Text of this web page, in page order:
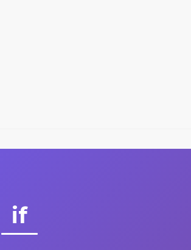
if